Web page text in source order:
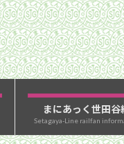
まにあっく世田谷
Setagaya-Line railfan